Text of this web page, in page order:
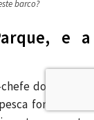
barco?
e a
do Parna, a
fora dele; a